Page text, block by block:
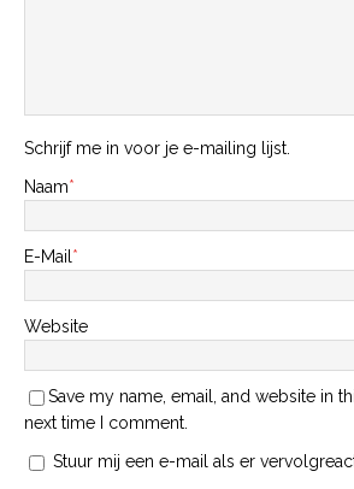
Schrijf me in voor je e-mailing lijst.
Naam*
E-Mail *
Website
Save my name, email, and website in
next time I comment.
Stuur mij een e-mail als er